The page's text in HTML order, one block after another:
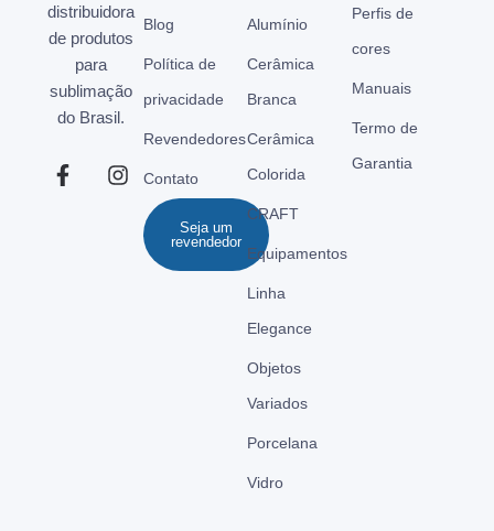
distribuidora
de produtos
para
sublimação
do Brasil.
Blog
Política de
privacidade
Revendedores
Contato
Seja um
revendedor
Alumínio
Cerâmica
Branca
Cerâmica
Colorida
CRAFT
Equipamentos
Linha
Elegance
Objetos
Variados
Porcelana
Vidro
Perfis de
cores
Manuais
Termo de
Garantia